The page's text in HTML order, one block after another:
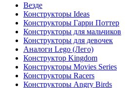
Везде
Конструкторы Ideas
Конструкторы Гарри Поттер
Конструкторы для мальчиков
Конструкторы для девочек
Аналоги Lego (Лего)
Конструктор Kingdom
Конструкторы Movies Series
Конструкторы Racers
Конструкторы Angry Birds